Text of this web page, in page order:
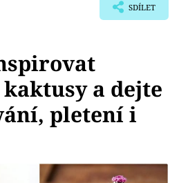
SDÍLET
a dejte
pletení i